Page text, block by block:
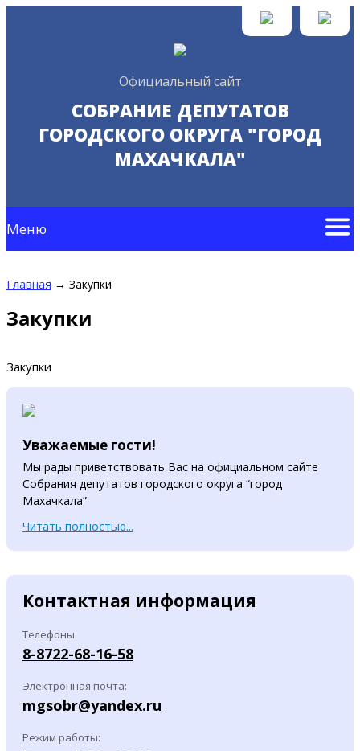
Официальный сайт
СОБРАНИЕ ДЕПУТАТОВ
ГОРОДСКОГО ОКРУГА "ГОРОД
МАХАЧКАЛА"
Меню
Главная → Закупки
Закупки
Закупки
Уважаемые гости!
Мы рады приветствовать Вас на официальном сайте
Собрания депутатов городского округа “город
Махачкала”
Читать полностью...
Контактная информация
Телефоны:
8-8722-68-16-58
Электронная почта:
mgsobr@yandex.ru
Режим работы: